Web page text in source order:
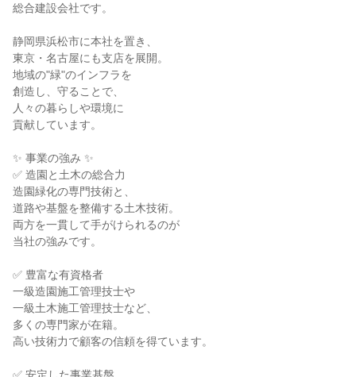
総合建設会社です。
静岡県浜松市に本社を置き、
東京・名古屋にも支店を展開。
地域の"緑"のインフラを
創造し、守ることで、
人々の暮らしや環境に
貢献しています。
✨ 事業の強み ✨
✅ 造園と土木の総合力
造園緑化の専門技術と、
道路や基盤を整備する土木技術。
両方を一貫して手がけられるのが
当社の強みです。
✅ 豊富な有資格者
一級造園施工管理技士や
一級土木施工管理技士など、
多くの専門家が在籍。
高い技術力で顧客の信頼を得ています。